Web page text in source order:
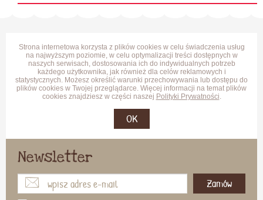
Strona internetowa korzysta z plików cookies w celu świadczenia usług
na najwyższym poziomie, w celu optymalizacji treści dostępnych w
naszych serwisach, dostosowania ich do indywidualnych potrzeb
każdego użytkownika, jak również dla celów reklamowych i
statystycznych. Możesz określić warunki przechowywania lub dostępu do
plików cookies w Twojej przeglądarce. Więcej informacji na temat plików
cookies znajdziesz w części naszej Polityki Prywatności
OK
Newsletter
Zamów